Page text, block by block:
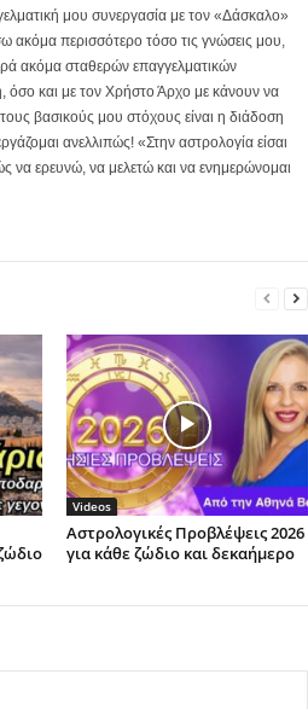
μου συνεργασία με τον «Δάσκαλο»
περισσότερο τόσο τις γνώσεις μου,
ακόμα σταθερών επαγγελματικών
και με τον Χρήστο Άρχο με κάνουν να
βασικούς μου στόχους είναι η διάδοση
ανελλιπώς! «Στην αστρολογία είσαι
να ερευνώ, να μελετώ και να ενημερώνομαι
Videos
Αστρολογικές Προβλέψεις 2026
για κάθε ζώδιο και δεκαήμερο